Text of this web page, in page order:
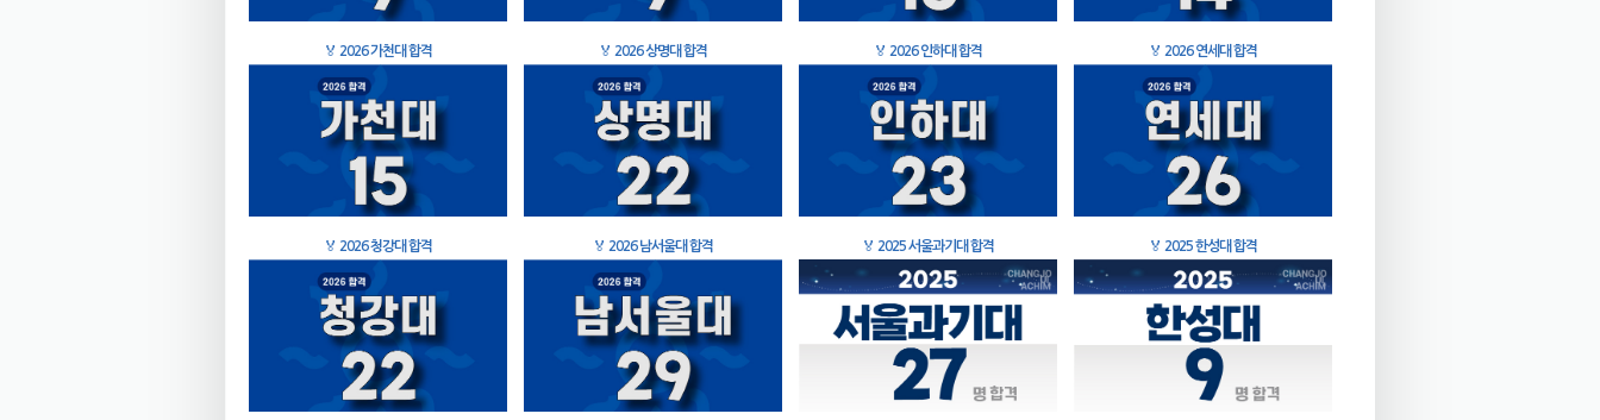
🏅 2026 가천대 합격 🏅 2026 상명대 합격 🏅 2026 인하대 합격 🏅 2026 연세대 합격
🏅 2026 청강대 합격 🏅 2026 남서울대 합격 🏅 2025 서울과기대 합격 🏅 2025 한성대 합격